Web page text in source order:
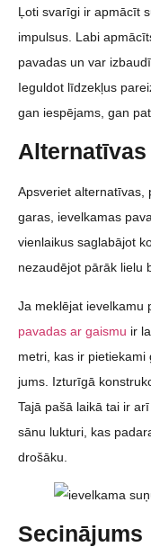
Ļoti svarīgi ir apmācīt
impulsus. Labi
pavadas un var
Ieguldot līdzekļus
gan iespējams, gan
Apsveriet alternatīvas,
garas, ievelkamas
vienlaikus saglabājot
nezaudējot pārāk lielu
Ja meklējat ievelkamu
pavadas ar gaismu ir
metri, kas ir
jums. Izturīgā
Tajā pašā laikā tai ir
sānu lukturi, kas
drošāku.
Secinājums